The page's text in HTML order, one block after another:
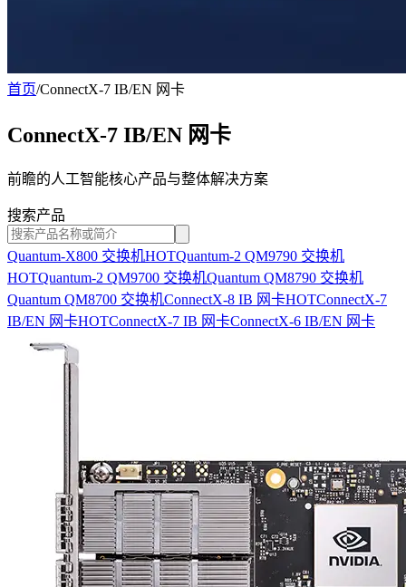
首页/ConnectX-7 IB/EN 网卡
ConnectX-7 IB/EN 网卡
前瞻的人工智能核心产品与整体解决方案
搜索产品
Quantum-X800 交换机HOTQuantum-2 QM9790 交换机
HOTQuantum-2 QM9700 交换机Quantum QM8790 交换机
Quantum QM8700 交换机ConnectX-8 IB 网卡HOTConnectX-7
IB/EN 网卡HOTConnectX-7 IB 网卡ConnectX-6 IB/EN 网卡